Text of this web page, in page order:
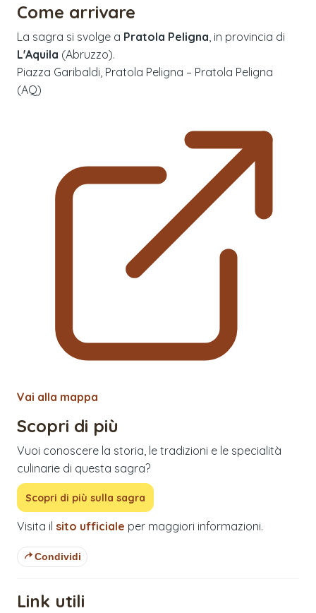
Come arrivare
La sagra si svolge a Pratola Peligna , in provincia di
L'Aquila (Abruzzo).
Piazza Garibaldi, Pratola Peligna – Pratola Peligna
(AQ)
Vai alla mappa
Scopri di più
Vuoi conoscere la storia, le tradizioni e le specialità
culinarie di questa sagra?
Scopri di più sulla sagra
Visita il sito ufficiale per maggiori informazioni.
Condividi
Link utili